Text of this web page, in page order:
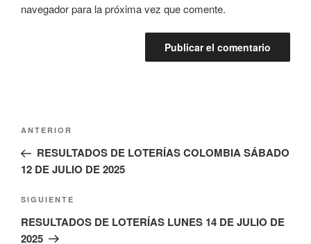
navegador para la próxima vez que comente.
Navegación
entradas
Entrada
anterior:
ANTERIOR
RESULTADOS DE LOTERÍAS COLOMBIA SÁBADO
12 DE JULIO DE 2025
Siguiente
entrada
SIGUIENTE
RESULTADOS DE LOTERÍAS LUNES 14 DE JULIO DE
2025